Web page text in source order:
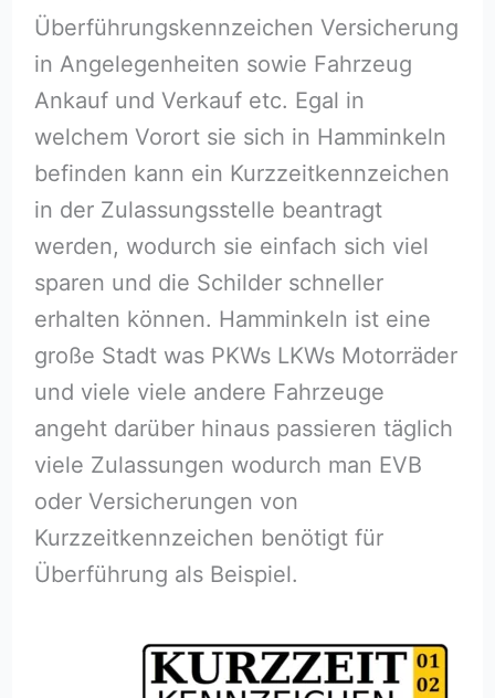
Überführungskennzeichen Versicherung
in Angelegenheiten sowie Fahrzeug
Ankauf und Verkauf etc. Egal in
welchem Vorort sie sich in Hamminkeln
befinden kann ein Kurzzeitkennzeichen
in der Zulassungsstelle beantragt
werden, wodurch sie einfach sich viel
sparen und die Schilder schneller
erhalten können. Hamminkeln ist eine
große Stadt was PKWs LKWs Motorräder
und viele viele andere Fahrzeuge
angeht darüber hinaus passieren täglich
viele Zulassungen wodurch man EVB
oder Versicherungen von
Kurzzeitkennzeichen benötigt für
Überführung als Beispiel.